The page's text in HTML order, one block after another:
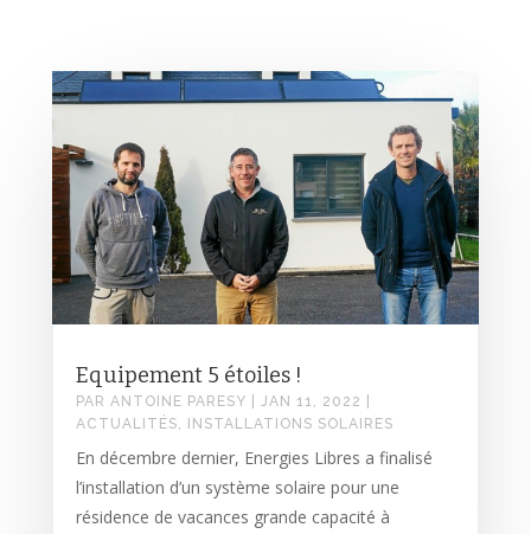
Equipement 5 étoiles !
PAR ANTOINE PARESY JAN 11, 2022
ACTUALITÉS, INSTALLATIONS SOLAIRES
En décembre dernier, Energies Libres a finalisé
l’installation d’un système solaire pour une
résidence de vacances grande capacité à